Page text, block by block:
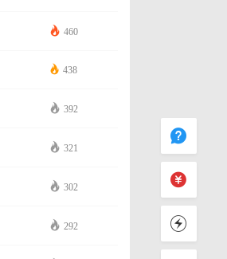
460
438
392
321
302
292